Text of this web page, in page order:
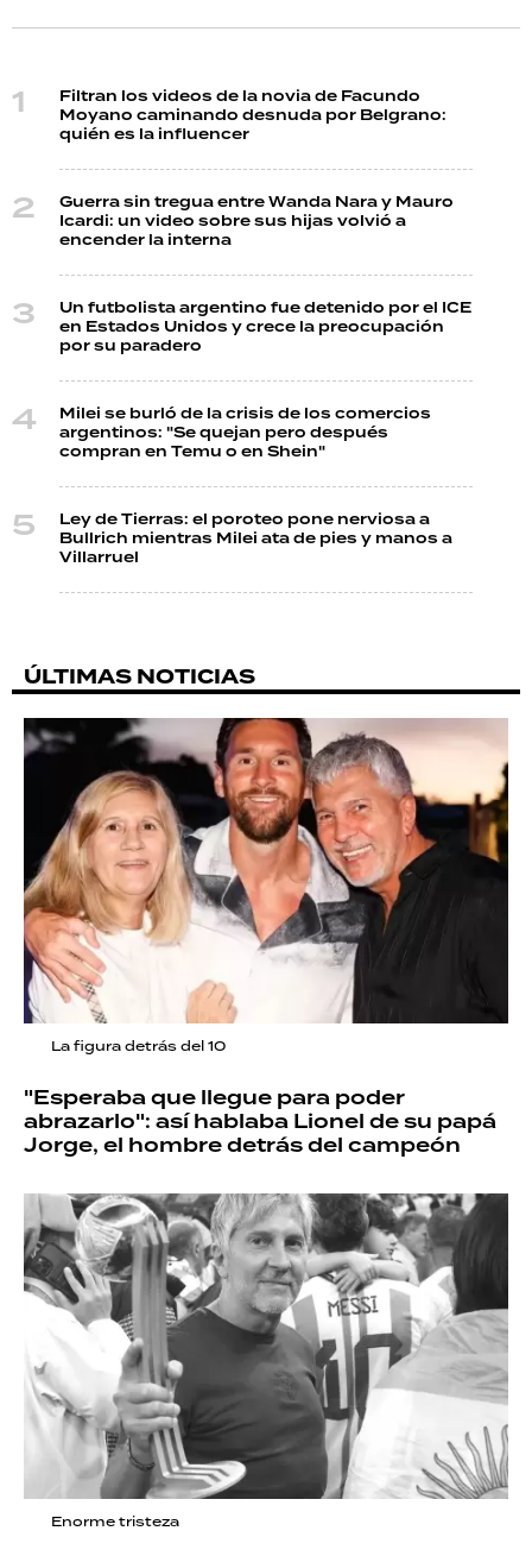
Filtran los videos de la novia de Facundo
Moyano caminando desnuda por Belgrano:
quién es la influencer
Guerra sin tregua entre Wanda Nara y Mauro
Icardi: un video sobre sus hijas volvió a
encender la interna
Un futbolista argentino fue detenido por el ICE
en Estados Unidos y crece la preocupación
por su paradero
Milei se burló de la crisis de los comercios
argentinos: "Se quejan pero después
compran en Temu o en Shein"
Ley de Tierras: el poroteo pone nerviosa a
Bullrich mientras Milei ata de pies y manos a
Villarruel
ÚLTIMAS NOTICIAS
La figura detrás del 10
"Esperaba que llegue para poder
abrazarlo": así hablaba Lionel de su papá
Jorge, el hombre detrás del campeón
Enorme tristeza